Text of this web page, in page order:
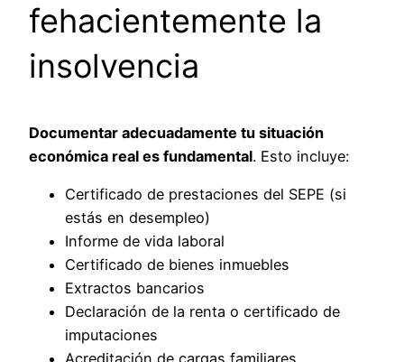
fehacientemente la
insolvencia
Documentar adecuadamente tu situación
económica real es fundamental. Esto incluye:
Certificado de prestaciones del SEPE (si
estás en desempleo)
Informe de vida laboral
Certificado de bienes inmuebles
Extractos bancarios
Declaración de la renta o certificado de
imputaciones